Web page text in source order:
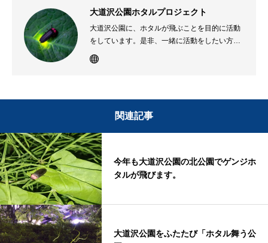
大道沢公園ホタルプロジェクト
大道沢公園に、ホタルが飛ぶことを目的に活動
をしています。是非、一緒に活動をしたい方
は、どうぞご連絡を戴きたいと思います。
関連記事
今年も大道沢公園の北公園でゲンジホ
タルが飛びます。
大道沢公園をふたたび「ホタル舞う公